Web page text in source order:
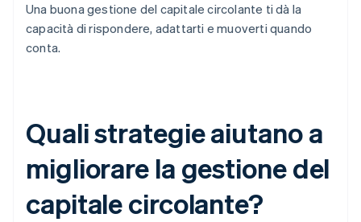
Una buona gestione del capitale circolante ti dà la
capacità di rispondere, adattarti e muoverti quando
conta.
Quali strategie aiutano a
migliorare la gestione del
capitale circolante?